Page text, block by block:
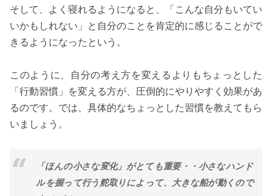
そして、よく寝れるようになると、「こんな自分もいてい
いかもしれない」と自分のことを肯定的に感じることがで
きるようになったという。
このように、自分の考え方を変えるよりもちょっとした
「行動習慣」を変える方が、圧倒的にやりやすく効果があ
るのです。では、具体的なちょっとした習慣を教えてもら
いましょう。
「ほんの小さな変化」がとても重要・・小さなハンド
ルを握って行う舵取りによって、大きな船が動くので